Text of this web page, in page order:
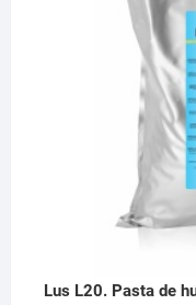
Lus L20. Pasta de